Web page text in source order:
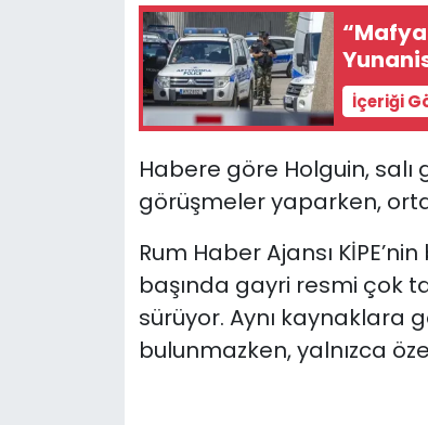
İçeriği
Habere göre Holguin, salı
görüşmeler yaparken,
Rum Haber Ajansı
başında gayri resmi çok
sürüyor. Aynı kaynaklara
bulunmazken, yalnızca
Video Galeri
Yazarlar